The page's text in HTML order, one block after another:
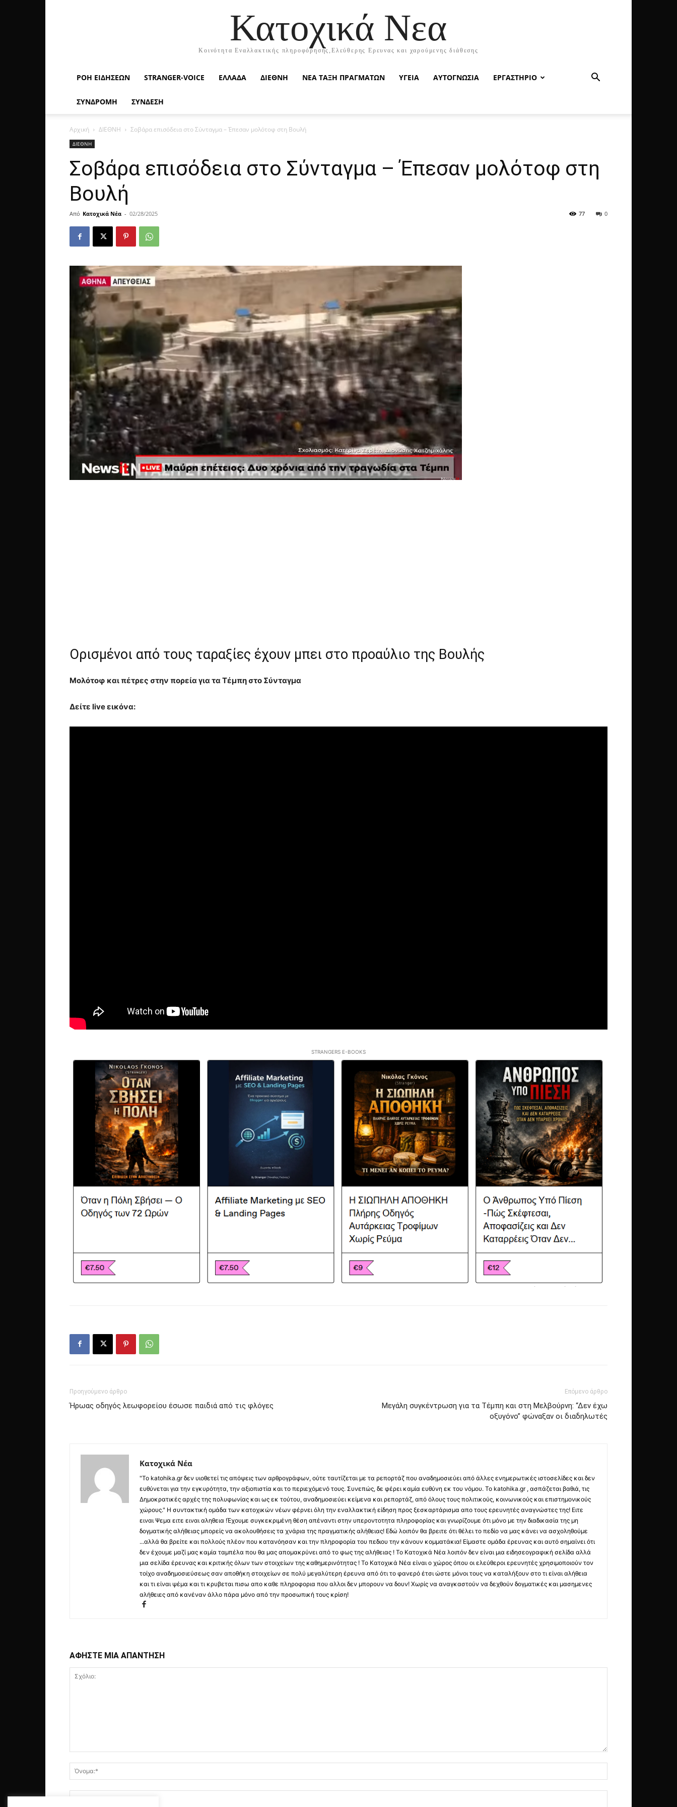
Κατοχικά Νεα
Κοινότητα Εναλλακτικής πληροφόρησης,Ελεύθερης Ερευνας και χαρούμενης διάθεσης
ΡΟΉ ΕΙΔΉΣΕΩΝ STRANGER-VOICE ΕΛΛΑΔΑ ΔΙΕΘΝΗ ΝΕΑ ΤΑΞΗ ΠΡΑΓΜΑΤΩΝ ΥΓΕΙΑ ΑΥΤΟΓΝΩΣΙΑ ΕΡΓΑΣΤΗΡΙΟ
ΣΥΝΔΡΟΜΗ ΣΥΝΔΕΣΗ
Αρχική ΔΙΕΘΝΗ Σοβάρα επισόδεια στο Σύνταγμα – Έπεσαν μολότοφ στη Βουλή
ΔΙΕΘΝΗ
Σοβάρα επισόδεια στο Σύνταγμα – Έπεσαν μολότοφ στη
Βουλή
Από Κατοχικά Νέα - 02/28/2025 0
77
Ορισμένοι από τους ταραξίες έχουν μπει στο προαύλιο της Βουλής
Μολότοφ και πέτρες στην πορεία για τα Τέμπη στο Σύνταγμα
Δείτε live εικόνα:
STRANGERS E-BOOKS
Προηγούμενο άρθρο
Ήρωας οδηγός λεωφορείου έσωσε παιδιά από τις φλόγες
Επόμενο άρθρο
Μεγάλη συγκέντρωση για τα Τέμπη και στη Μελβούρνη: “Δεν έχω
οξυγόνο” φώναξαν οι διαδηλωτές
Κατοχικά Νέα
"Το katohika.gr δεν υιοθετεί τις απόψεις των αρθρογράφων, ούτε ταυτίζεται με τα ρεπορτάζ που αναδημοσιεύει από άλλες ενημερωτικές ιστοσελίδες και δεν
ευθύνεται για την εγκυρότητα, την αξιοπιστία και το περιεχόμενό τους. Συνεπώς, δε φέρει καμία ευθύνη εκ του νόμου. Το katohika.gr , ασπάζεται βαθιά, τις
Δημοκρατικές αρχές της πολυφωνίας και ως εκ τούτου, αναδημοσιεύει κείμενα και ρεπορτάζ, από όλους τους πολιτικούς, κοινωνικούς και επιστημονικούς
χώρους." Η συντακτική ομάδα των κατοχικών νέων φέρνει όλη την εναλλακτική είδηση προς ξεσκαρτάρισμα απο τους ερευνητές αναγνώστες της! Ειτε
ειναι Ψεμα ειτε ειναι αληθεια !Έχουμε συγκεκριμένη θέση απέναντι στην υπεροντοτητα πληροφορίας και γνωρίζουμε ότι μόνο με την διαδικασία της μη
δογματικής αλήθειας μπορείς να ακολουθήσεις τα χνάρια της πραγματικής αλήθειας! Εδώ λοιπόν θα βρειτε ότι θέλει το πεδίο να μας κάνει να ασχοληθούμε
...αλλά θα βρείτε και πολλούς πλέον που κατανόησαν και την πληροφορία του πεδιου την κάνουν κομματάκια! Είμαστε ομάδα έρευνας και αυτό σημαίνει ότι
δεν έχουμε μαζί μας καμία ταμπέλα που θα μας απομακρύνει από το φως της αλήθειας ! Το Κατοχικά Νέα λοιπόν δεν είναι μια ειδησεογραφική σελίδα αλλά
μια σελίδα έρευνας και κριτικής όλων των στοιχείων της καθημερινότητας ! Το Κατοχικά Νέα είναι ο χώρος όπου οι ελεύθεροι ερευνητές χρησιμοποιούν τον
τοίχο αναδημοσιεύσεως σαν αποθήκη στοιχείων σε πολύ μεγαλύτερη έρευνα από ότι το φανερό έτσι ώστε μόνοι τους να καταλήξουν στο τι είναι αλήθεια
και τι είναι ψέμα και τι κρυβεται πισω απο καθε πληροφορια που αλλοι δεν μπορουν να δουν! Χωρίς να αναγκαστούν να δεχθούν δογματικές και μασημενες
αλήθειες από κανέναν άλλο πάρα μόνο από την προσωπική τους κρίση!
ΑΦΗΣΤΕ ΜΙΑ ΑΠΑΝΤΗΣΗ